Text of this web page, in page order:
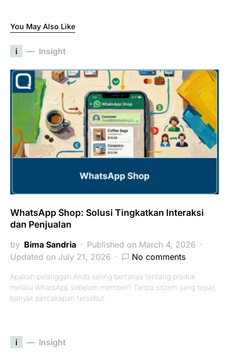
You May Also Like
i Insight
WhatsApp Shop: Solusi Tingkatkan Interaksi
dan Penjualan
by Bima Sandria
Published on March 4, 2026
Updated on July 21, 2026
No comments
Apakah pelanggan Anda sering bertanya tentang produk
melalui WhatsApp sebelum membeli? Tanpa sistem yang tepat,
banyak percakapan tersebut…
i Insight